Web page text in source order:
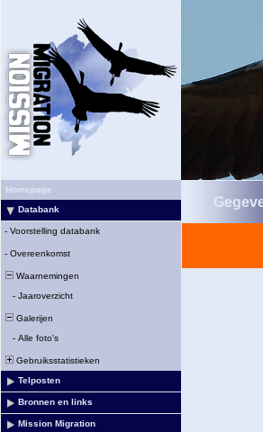
Homepage
Databank
- Voorstelling databank
- Overeenkomst
Waarnemingen
- Jaaroverzicht
Galerijen
- Alle foto's
Gebruiksstatistieken
Telposten
Bronnen en links
Mission Migration